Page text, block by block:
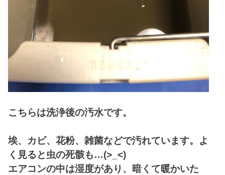
こちらは洗浄後の汚水です。
埃、カビ、花粉、雑菌などで汚れています。よ
く見ると虫の死骸も…(>_<)
エアコンの中は湿度があり、暗くて暖かいた